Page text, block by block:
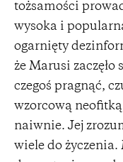
tożsamości
wysoka i
ogarnięty
że Marusi zaczęło
czegoś pragnąć,
wzorcową neofitką
naiwnie. Jej
wiele do życzenia.